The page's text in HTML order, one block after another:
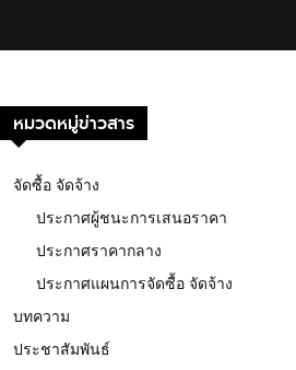
หมวดหมู่ข่าวสาร
จัดซื้อ จัดจ้าง
ประกาศผู้ชนะการเสนอราคา
ประกาศราคากลาง
ประกาศแผนการจัดซื้อ จัดจ้าง
บทความ
ประชาสัมพันธ์